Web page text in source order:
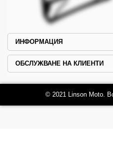
ИНФОРМАЦИЯ
ОБСЛУЖВАНЕ НА КЛИЕНТИ
© 2021 Linson Moto.